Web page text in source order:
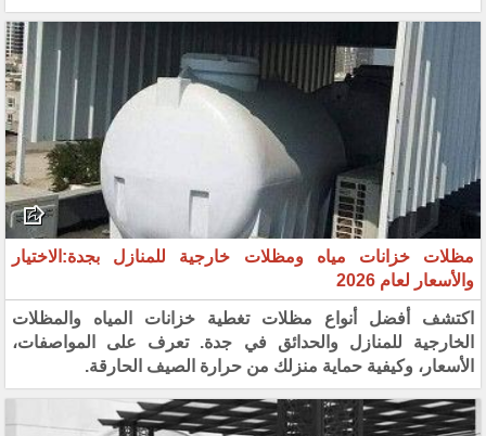
مظلات خزانات مياه ومظلات خارجية للمنازل بجدة:الاختيار
والأسعار لعام 2026
اكتشف أفضل أنواع مظلات تغطية خزانات المياه والمظلات
الخارجية للمنازل والحدائق في جدة. تعرف على المواصفات،
الأسعار، وكيفية حماية منزلك من حرارة الصيف الحارقة.